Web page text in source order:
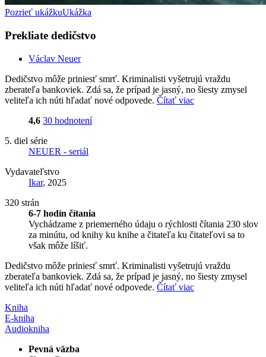
Pozrieť ukážkuUkážka
Prekliate dedičstvo
Václav Neuer
Dedičstvo môže priniesť smrť. Kriminalisti vyšetrujú vraždu
zberateľa bankoviek. Zdá sa, že prípad je jasný, no šiesty zmysel
veliteľa ich núti hľadať nové odpovede. Čítať viac
4,6 30 hodnotení
5. diel série
NEUER - seriál
Vydavateľstvo
Ikar, 2025
320 strán
6-7 hodín čítania
Vychádzame z priemerného údaju o rýchlosti čítania 230 slov
za minútu, od knihy ku knihe a čitateľa ku čitateľovi sa to
však môže líšiť.
Dedičstvo môže priniesť smrť. Kriminalisti vyšetrujú vraždu
zberateľa bankoviek. Zdá sa, že prípad je jasný, no šiesty zmysel
veliteľa ich núti hľadať nové odpovede. Čítať viac
Kniha
E-kniha
Audiokniha
Pevná väzba